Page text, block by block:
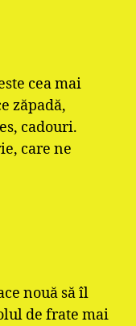
cea mai
zăpadă,
cadouri.
care ne
nouă să îl
de frate mai